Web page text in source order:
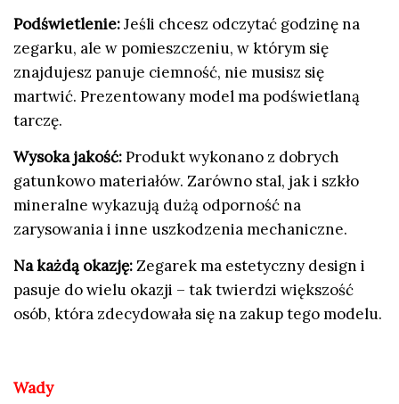
Podświetlenie:Jeśli chcesz odczytać godzinę na
zegarku, ale w pomieszczeniu, w którym się
znajdujesz panuje ciemność, nie musisz się
martwić. Prezentowany model ma podświetlaną
tarczę.
Wysoka jakość:Produkt wykonano z dobrych
gatunkowo materiałów. Zarówno stal, jak i szkło
mineralne wykazują dużą odporność na
zarysowania i inne uszkodzenia mechaniczne.
Na każdą okazję:Zegarek ma estetyczny design i
pasuje do wielu okazji – tak twierdzi większość
osób, która zdecydowała się na zakup tego modelu.
Wady